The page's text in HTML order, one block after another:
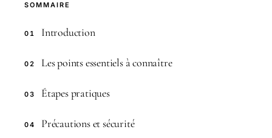
SOMMAIRE
01 Introduction
02 Les points essentiels à connaître
03 Étapes pratiques
04 Précautions et sécurité